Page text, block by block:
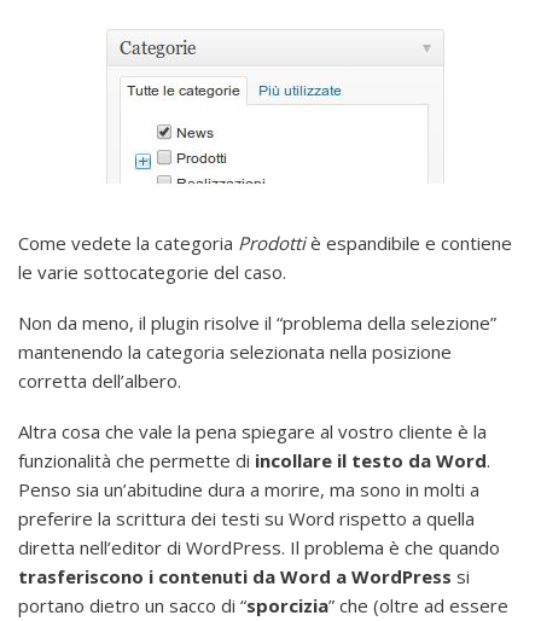
Come vedete la categoria Prodottiè espandibile e contiene
le varie sottocategorie del caso.
Non da meno, il plugin risolve il “problema della selezione”
mantenendo la categoria selezionata nella posizione
corretta dell’albero.
Altra cosa che vale la pena spiegare al vostro cliente è la
funzionalità che permette di incollare il testo da Word.
Penso sia un’abitudine dura a morire, ma sono in molti a
preferire la scrittura dei testi su Word rispetto a quella
diretta nell’editor di WordPress. Il problema è che quando
trasferiscono i contenuti da Word a WordPress si
portano dietro un sacco di “sporcizia” che (oltre ad essere